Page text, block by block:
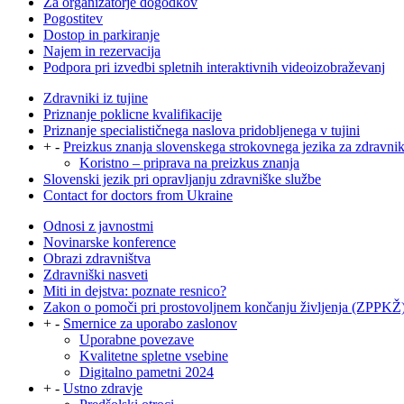
Pogostitev
Dostop in parkiranje
Najem in rezervacija
Podpora pri izvedbi spletnih interaktivnih videoizobraževanj
Zdravniki iz tujine
Priznanje poklicne kvalifikacije
Priznanje specialističnega naslova pridobljenega v tujini
+ - Preizkus znanja slovenskega strokovnega jezika za
Koristno – priprava na preizkus znanja
Slovenski jezik pri opravljanju zdravniške službe
Contact for doctors from Ukraine
Odnosi z javnostmi
Novinarske konference
Obrazi zdravništva
Zdravniški nasveti
Miti in dejstva: poznate resnico?
Zakon o pomoči pri prostovoljnem končanju življenja
+ - Smernice za uporabo zaslonov
Uporabne povezave
Kvalitetne spletne vsebine
Digitalno pametni 2024
+ - Ustno zdravje